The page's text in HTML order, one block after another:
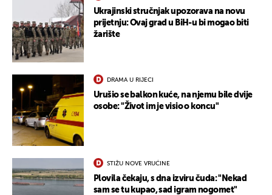
Ukrajinski stručnjak upozorava na novu
prijetnju: Ovaj grad u BiH-u bi mogao biti
žarište
DRAMA U RIJECI
Urušio se balkon kuće, na njemu bile dvije
osobe: "Život im je visio o koncu"
STIŽU NOVE VRUĆINE
Plovila čekaju, s dna izviru čuda: "Nekad
sam se tu kupao, sad igram nogomet"